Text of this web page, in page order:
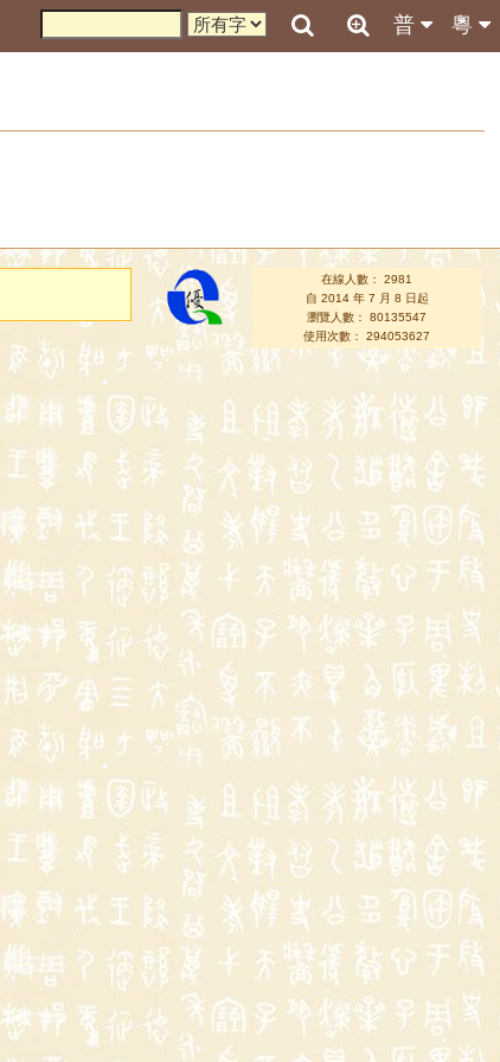
粵
普
在線人數： 2981
自 2014 年 7 月 8 日起
瀏覽人數： 80135547
使用次數： 294053627